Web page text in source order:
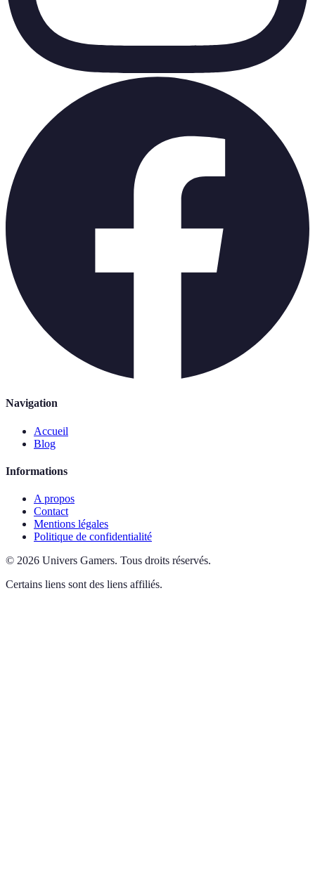
Navigation
Accueil
Blog
Informations
A propos
Contact
Mentions légales
Politique de confidentialité
© 2026 Univers Gamers. Tous droits réservés.
Certains liens sont des liens affiliés.